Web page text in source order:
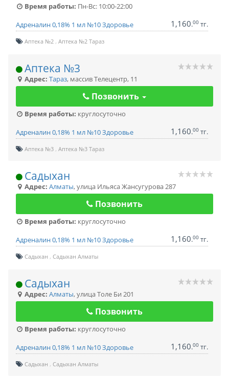
Время работы: Пн-Вс: 10:00-22:00
Адреналин 0,18% 1 мл №10 Здоровье
1,160.00 тг.
Аптека №2 Аптека №2 Тараз
Аптека №3
Адрес: Тараз, массив Телецентр, 11
Позвонить
Время работы: круглосуточно
Адреналин 0,18% 1 мл №10 Здоровье
1,160.00 тг.
Аптека №3 Аптека №3 Тараз
Садыхан
Адрес: Алматы,улица Ильяса Жансугурова 287
Позвонить
Время работы: круглосуточно
Адреналин 0,18% 1 мл №10 Здоровье
1,160.00 тг.
Садыхан Садыхан Алматы
Садыхан
Адрес: Алматы,улица Толе Би 201
Позвонить
Время работы: круглосуточно
Адреналин 0,18% 1 мл №10 Здоровье
1,160.00 тг.
Садыхан Садыхан Алматы